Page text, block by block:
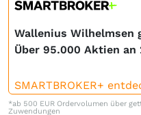
Wallenius Wilhelmsen
Über 95.000 Aktien an
SMARTBROKER+
*ab 500 EUR Ordervolumen über
Zuwendungen